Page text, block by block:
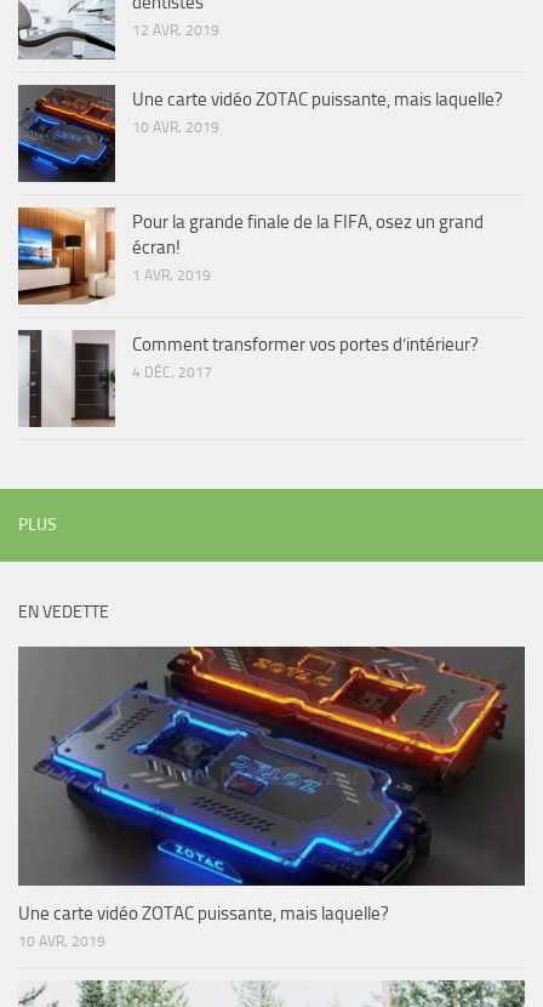
12 AVR, 2019
Une carte vidéo ZOTAC puissante, mais laquelle?
10 AVR, 2019
Pour la grande finale de la FIFA, osez un grand
écran!
1 AVR, 2019
Comment transformer vos portes d’intérieur?
4 DÉC, 2017
PLUS
EN VEDETTE
Une carte vidéo ZOTAC puissante, mais laquelle?
10 AVR, 2019